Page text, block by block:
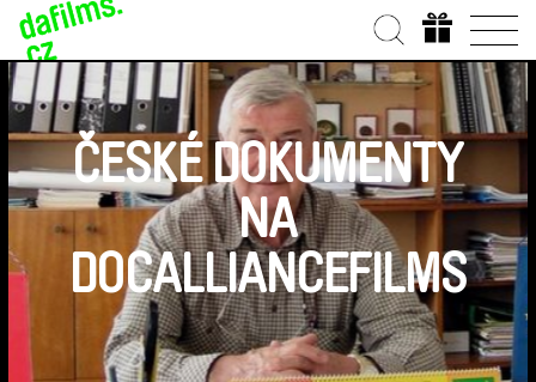
ČESKÉ DOKUMENTY
NA
DOCALLIANCEFILMS